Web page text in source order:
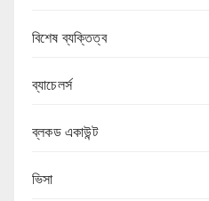
বিশেষ ব্যক্তিত্ব
ব্যাচেলর্স
ব্লকড একাউন্ট
ভিসা